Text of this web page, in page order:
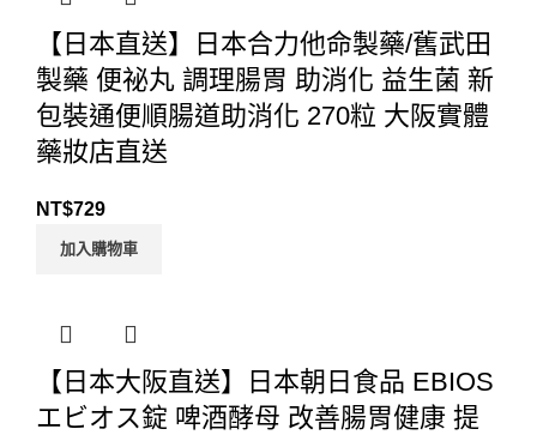
【日本直送】日本合力他命製藥/舊武田
製藥 便祕丸 調理腸胃 助消化 益生菌 新
包裝通便順腸道助消化 270粒 大阪實體
藥妝店直送
NT$729
加入購物車
【日本大阪直送】日本朝日食品 EBIOS
エビオス錠 啤酒酵母 改善腸胃健康 提